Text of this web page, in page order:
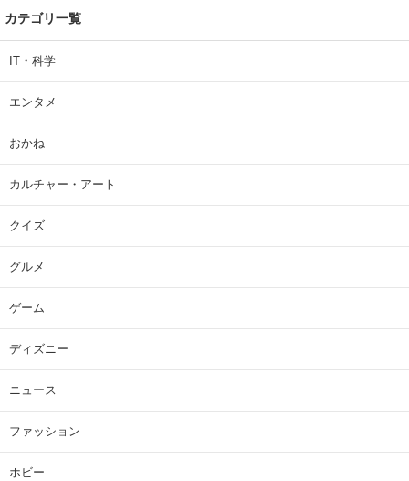
カテゴリ一覧
IT・科学
エンタメ
おかね
カルチャー・アート
クイズ
グルメ
ゲーム
ディズニー
ニュース
ファッション
ホビー